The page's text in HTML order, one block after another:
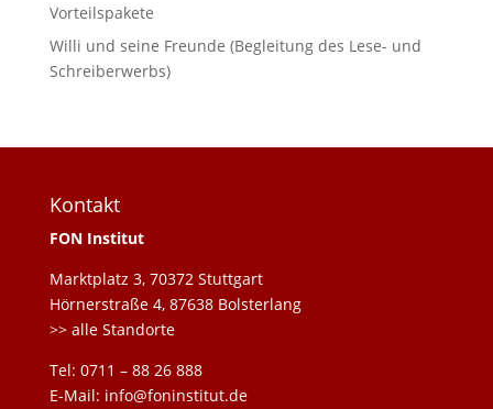
Vorteilspakete
Willi und seine Freunde (Begleitung des Lese- und
Schreiberwerbs)
Kontakt
FON Institut
Marktplatz 3, 70372 Stuttgart
Hörnerstraße 4, 87638 Bolsterlang
>> alle Standorte
Tel: 0711 – 88 26 888
E-Mail: info@foninstitut.de